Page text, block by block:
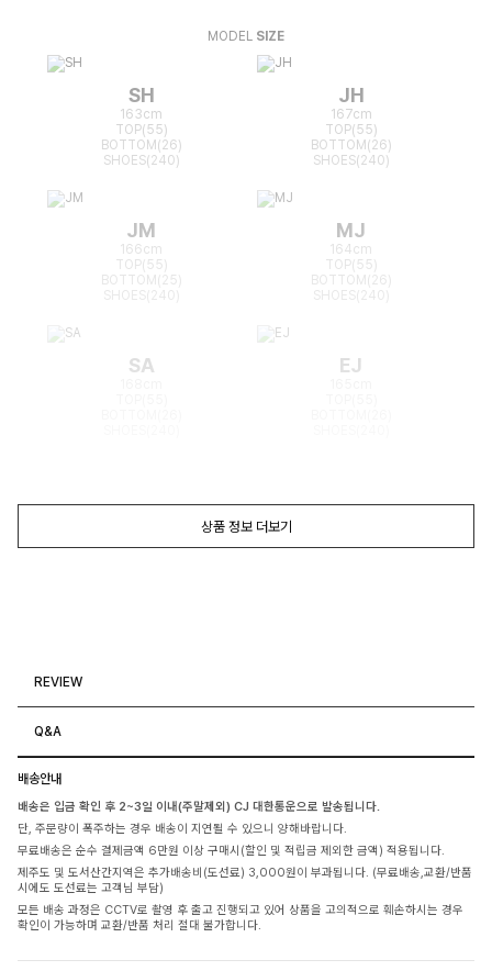
MODEL SIZE
SH
163cm
TOP(55)
BOTTOM(26)
SHOES(240)
JH
167cm
TOP(55)
BOTTOM(26)
SHOES(240)
JM
166cm
TOP(55)
BOTTOM(25)
MJ
164cm
TOP(55)
BOTTOM(26)
SA EJ
상품 정보 더보기
REVIEW
Q&A
배송안내
배송은 입금 확인 후 2~3일 이내(주말제외) CJ 대한통운으로 발송됩니다.
단, 주문량이 폭주하는 경우 배송이 지연될 수 있으니 양해바랍니다.
무료배송은 순수 결제금액 6만원 이상 구매시(할인 및 적립금 제외한 금액) 적용됩니다.
제주도 및 도서산간지역은 추가배송비(도선료) 3,000원이 부과됩니다. (무료배송,교환/반품
시에도 도선료는 고객님 부담)
모든 배송 과정은 CCTV로 촬영 후 출고 진행되고 있어 상품을 고의적으로 훼손하시는 경우
확인이 가능하며 교환/반품 처리 절대 불가합니다.